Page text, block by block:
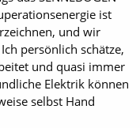
ist
und wir
persönlich schätze,
und quasi immer
Elektrik können
selbst Hand